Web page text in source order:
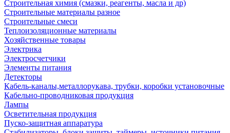
Строительная химия (смазки, реагенты, масла и др)
Строительные материалы разное
Строительные смеси
Теплоизоляционные материалы
Хозяйственные товары
Электрика
Электросчетчики
Элементы питания
Детекторы
Кабель-каналы,металлорукава, трубки, коробки установочные
Кабельно-проводниковая продукция
Лампы
Осветительная продукция
Пуско-защитная аппаратура